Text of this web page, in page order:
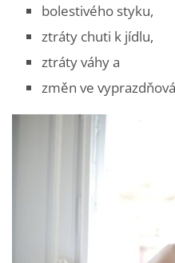
bolestivého styku,
ztráty chuti k jídlu,
ztráty váhy a
změn ve